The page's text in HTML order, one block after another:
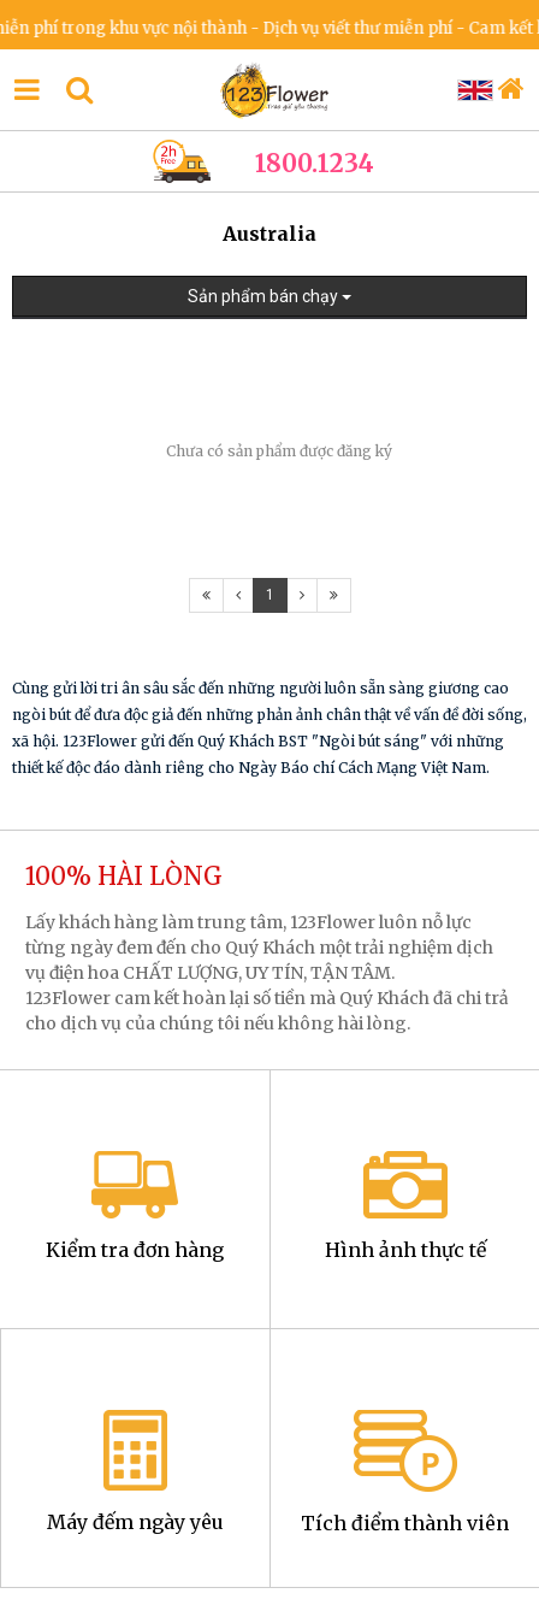
phí trong khu vực nội thành - Dịch vụ viết thư miễn phí - Cam kết
1800.1234
Australia
Sản phẩm bán chạy
Chưa có sản phẩm được đăng ký
1
Cùng gửi lời tri ân sâu sắc đến những người luôn sẵn sàng giương cao
ngòi bút để đưa độc giả đến những phản ảnh chân thật về vấn đề đời sống,
xã hội. 123Flower gửi đến Quý Khách BST "Ngòi bút sáng" với những
thiết kế độc đáo dành riêng cho Ngày Báo chí Cách Mạng Việt Nam.
100% HÀI LÒNG
Lấy khách hàng làm trung tâm, 123Flower luôn nỗ lực
từng ngày đem đến cho Quý Khách một trải nghiệm dịch
vụ điện hoa CHẤT LƯỢNG, UY TÍN, TẬN TÂM.
123Flower cam kết hoàn lại số tiền mà Quý Khách đã chi trả
cho dịch vụ của chúng tôi nếu không hài lòng.
Kiểm tra đơn hàng Hình ảnh thực tế
Máy đếm ngày yêu Tích điểm thành viên